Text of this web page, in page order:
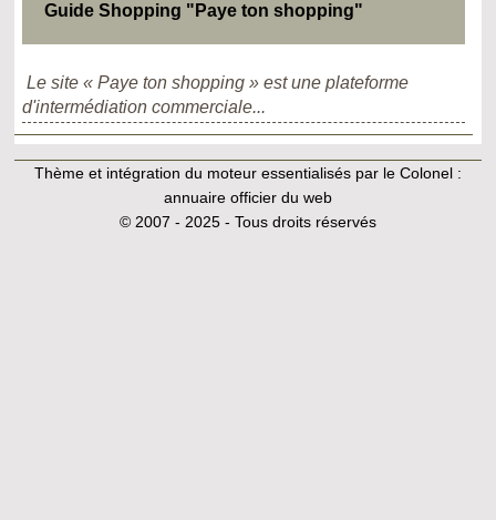
Guide Shopping "Paye ton shopping"
Le site « Paye ton shopping » est une plateforme
d'intermédiation commerciale...
Thème et intégration du moteur essentialisés par le Colonel :
annuaire officier du web
© 2007 - 2025 - Tous droits réservés